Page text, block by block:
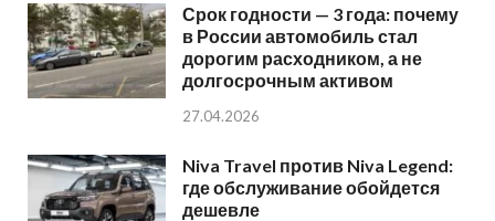
Срок годности — 3 года: почему
в России автомобиль стал
дорогим расходником, а не
долгосрочным активом
27.04.2026
Niva Travel против Niva Legend:
где обслуживание обойдется
дешевле